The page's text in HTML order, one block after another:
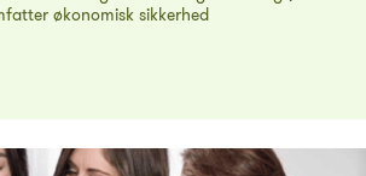
økonomisk sikkerhed